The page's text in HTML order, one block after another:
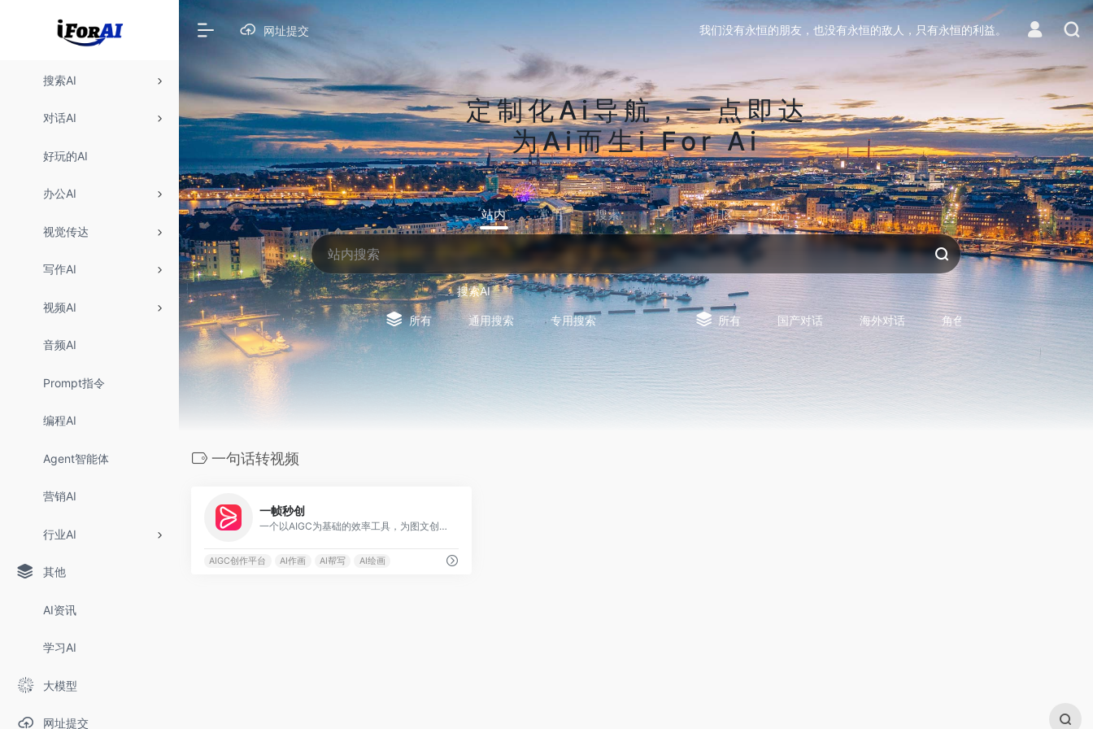
搜索AI
对话AI
好玩的AI
办公AI
视觉传达
写作AI
视频AI
音频AI
Prompt指令
编程AI
Agent智能体
营销AI
行业AI
其他
AI资讯
学习AI
大模型
网址提交
网址提交 我们没有永恒的朋友，也没有永恒的敌人，只有永恒的利益。
定制化Ai导航，一点即达
为Ai而生i For Ai
站内 常用 搜索 工具 社区 生活
搜索AI
所有 通用搜索 专用搜索
对话AI
所有 国产对话 海外对话 角色型对话 专用型对话
一句话转视频
一帧秒创
一个以AIGC为基础的效率工具，为图文创作者和营销机构提供一键图文转视频TTV服务
AIGC创作平台 AI作画 AI帮写 AI绘画